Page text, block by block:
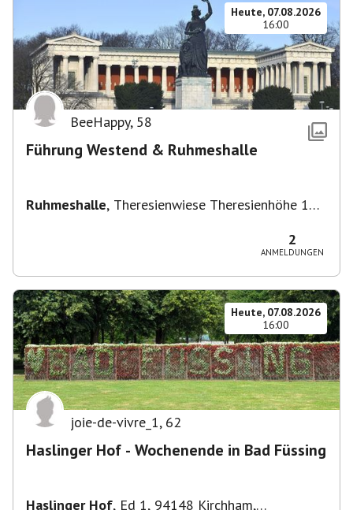
Heute, 07.08.2026
16:00
BeeHappy, 58
Führung Westend & Ruhmeshalle
Ruhmeshalle, Theresienwiese Theresienhöhe 16,
2
ANMELDUNGEN
Heute, 07.08.2026
16:00
joie-de-vivre_1, 62
Haslinger Hof - Wochenende in Bad Füssing
Haslinger Hof, Ed 1, 94148 Kirchham,